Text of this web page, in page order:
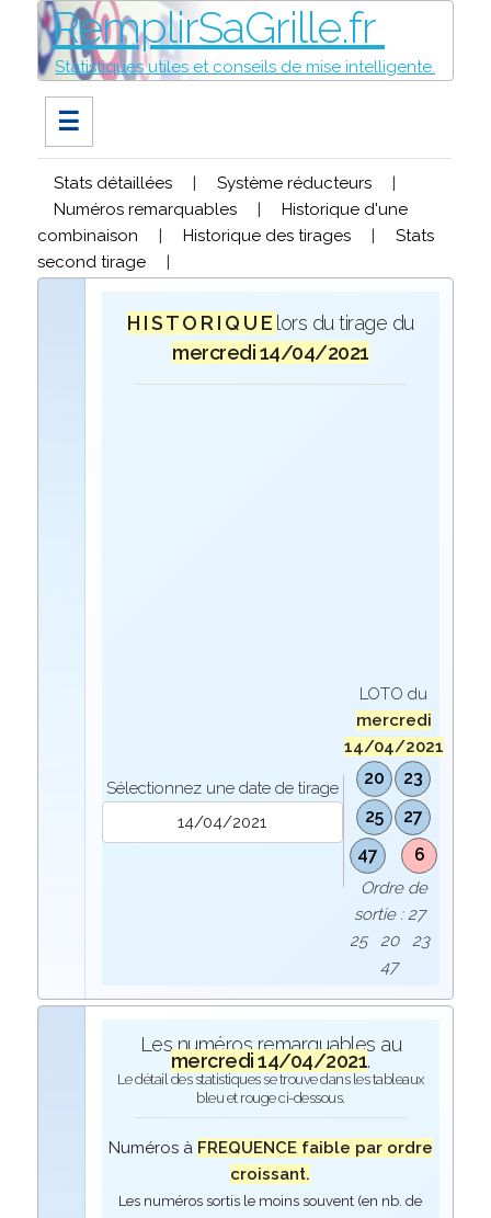
RemplirSaGrille.fr
Statistiques utiles et conseils de mise intelligente.
☰
Stats détaillées | Système réducteurs
|
Numéros remarquables
|
Historique d'une
combinaison
| Historique des tirages |
Stats
second tirage
|
H I S T O R I Q U E lors du tirage du
mercredi 14/04/2021
Sélectionnez une date de tirage
LOTO du
mercredi
14/04/2021
20
23
25
27
47
6
Ordre de
sortie : 27
25 20 23
47
Les numéros remarquables au
mercredi 14/04/2021.
Le détail des statistiques se trouve dans les tableaux
bleu et rouge ci-dessous.
Numéros à FREQUENCE faible par ordre
croissant.
Les numéros sortis le moins souvent (en nb. de